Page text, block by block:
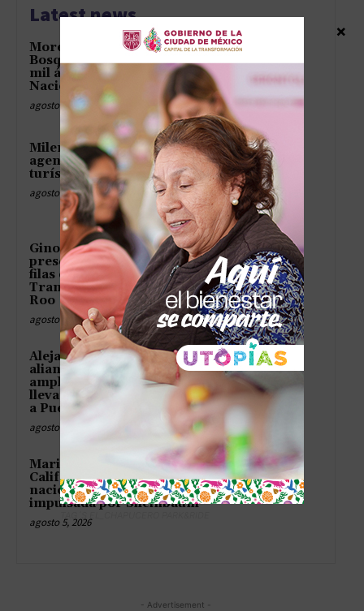
Latest news
Morelos se moviliza por el
Bosque de Agua: sembrará 18
mil árboles en la Jornada
Nacional de Reforestación
agosto 5, 2026
Milena Quiroga fortalece su
agenda territorial con el sector
turístico en Los Cabos
agosto 5, 2026
Gino Segura fortalece su
presencia en territorio y cierra
filas con la Cuarta
Transformación en Quintana
Roo
agosto 5, 2026
Alejandro Armenta fortalece
alianza con FINABIEN para
ampliar apoyos a migrantes y
llevar más servicios financieros
a Puebla
agosto 5, 2026
Marina del Pilar suma a Baja
California a la gran jornada
nacional de reforestación
impulsada por Sheinbaum
agosto 5, 2026
- Advertisement -
×